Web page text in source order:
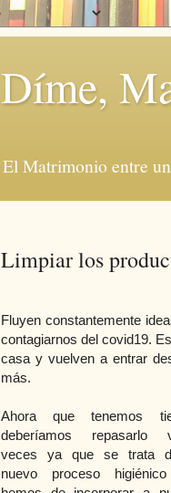
Díme,
El Matrimonio entre
Limpiar los
Fluyen constantemente
contagiarnos del covid19.
casa y vuelven a entrar
más.
Ahora que tenemos
deberíamos repasarlo
veces ya que se trata
nuevo proceso